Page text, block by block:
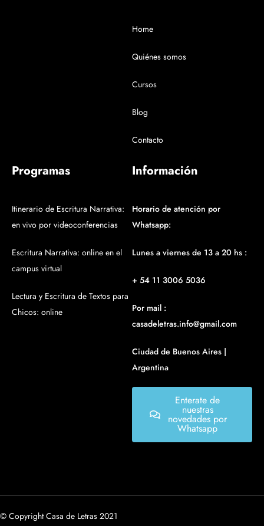
Home
Quiénes somos
Cursos
Blog
Contacto
Programas
Itinerario de Escritura Narrativa:
en vivo por videoconferencias
Escritura Narrativa: online en el
campus virtual
Lectura y Escritura de Textos para
Chicos: online
Información
Horario de atención por
Whatsapp:
Lunes a viernes de 13 a 20 hs :
+ 54 11 3006 5036
Por mail :
casadeletras.info@gmail.com
Ciudad de Buenos Aires |
Argentina
Enterate de
nuestras
novedades por
Whatsapp
© Copyright Casa de Letras 2021